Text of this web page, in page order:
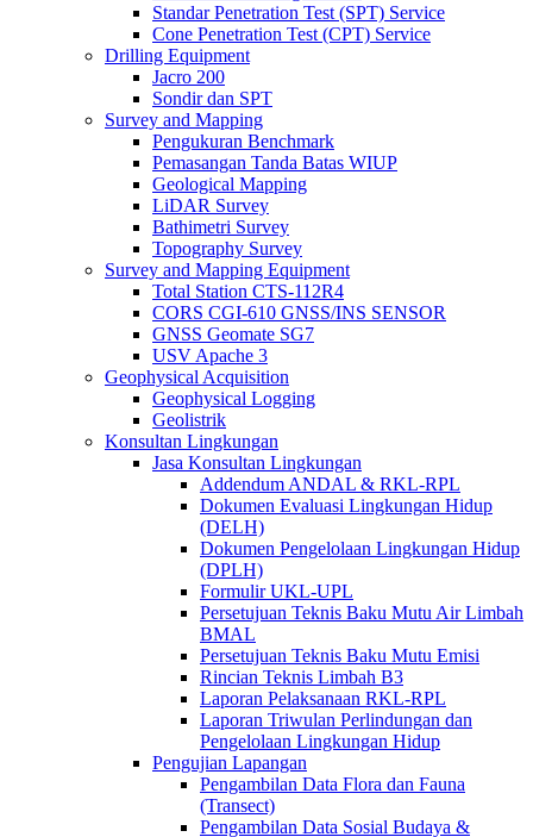
Standar Penetration Test (SPT) Service
Cone Penetration Test (CPT) Service
Drilling Equipment
Jacro 200
Sondir dan SPT
Survey and Mapping
Pengukuran Benchmark
Pemasangan Tanda Batas WIUP
Geological Mapping
LiDAR Survey
Bathimetri Survey
Topography Survey
Survey and Mapping Equipment
Total Station CTS-112R4
CORS CGI-610 GNSS/INS SENSOR
GNSS Geomate SG7
USV Apache 3
Geophysical Acquisition
Geophysical Logging
Geolistrik
Konsultan Lingkungan
Jasa Konsultan Lingkungan
Addendum ANDAL & RKL-RPL
Dokumen Evaluasi Lingkungan Hidup
(DELH)
Dokumen Pengelolaan Lingkungan Hidup
(DPLH)
Formulir UKL-UPL
Persetujuan Teknis Baku Mutu Air Limbah
BMAL
Persetujuan Teknis Baku Mutu Emisi
Rincian Teknis Limbah B3
Laporan Pelaksanaan RKL-RPL
Laporan Triwulan Perlindungan dan
Pengelolaan Lingkungan Hidup
Pengujian Lapangan
Pengambilan Data Flora dan Fauna
(Transect)
Pengambilan Data Sosial Budaya &